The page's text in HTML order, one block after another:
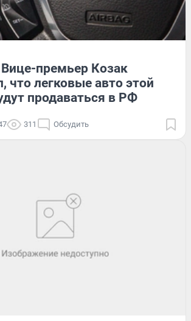
премьер Козак
что легковые авто этой
продаваться в РФ
311 Обсудить